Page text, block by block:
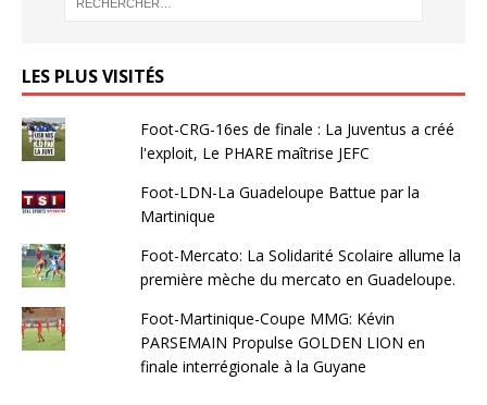
LES PLUS VISITÉS
Foot-CRG-16es de finale : La Juventus a créé
l'exploit, Le PHARE maîtrise JEFC
Foot-LDN-La Guadeloupe Battue par la
Martinique
Foot-Mercato: La Solidarité Scolaire allume la
première mèche du mercato en Guadeloupe.
Foot-Martinique-Coupe MMG: Kévin
PARSEMAIN Propulse GOLDEN LION en
finale interrégionale à la Guyane